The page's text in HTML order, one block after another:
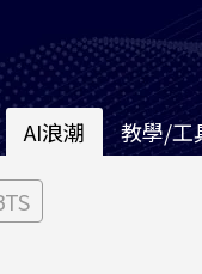
AI浪潮 教學/工